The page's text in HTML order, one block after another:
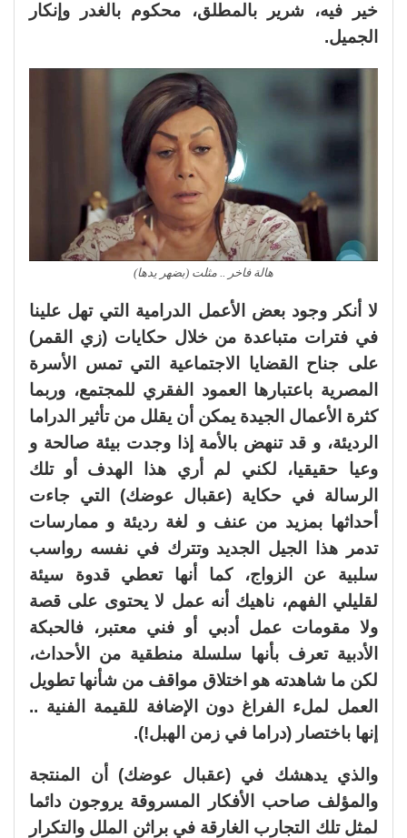
خير فيه، شرير بالمطلق، محكوم بالغدر وإنكار
الجميل.
هالة فاخر .. مثلت (بضهر يدها)
لا أنكر وجود بعض الأعمل الدرامية التي تهل علينا
في فترات متباعدة من خلال حكايات (زي القمر)
على جناح القضايا الاجتماعية التي تمس الأسرة
المصرية باعتبارها العمود الفقري للمجتمع، وربما
كثرة الأعمال الجيدة يمكن أن يقلل من تأثير الدراما
الرديئة، و قد تنهض بالأمة إذا وجدت بيئة صالحة و
وعيا حقيقيا، لكني لم أري هذا الهدف أو تلك
الرسالة في حكاية (عقبال عوضك) التي جاءت
أحداثها بمزيد من عنف و لغة رديئة و ممارسات
تدمر هذا الجيل الجديد وتترك في نفسه رواسب
سلبية عن الزواج، كما أنها تعطي قدوة سيئة
لقليلي الفهم، ناهيك أنه عمل لا يحتوى على قصة
ولا مقومات عمل أدبي أو فني معتبر، فالحبكة
الأدبية تعرف بأنها سلسلة منطقية من الأحداث،
لكن ما شاهدته هو اختلاق مواقف من شأنها تطويل
العمل لملء الفراغ دون الإضافة للقيمة الفنية ..
إنها باختصار (دراما في زمن الهبل!).
والذي يدهشك في (عقبال عوضك) أن المنتجة
والمؤلف صاحب الأفكار المسروقة يروجون دائما
لمثل تلك التجارب الغارقة في براثن الملل والتكرار